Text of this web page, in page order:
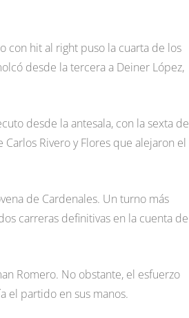
con hit al right puso la cuarta de los
desde la tercera a Deiner López,
desde la antesala, con la sexta de
Rivero y Flores que alejaron el
de Cardenales. Un turno más
carreras definitivas en la cuenta de
Romero. No obstante, el esfuerzo
el partido en sus manos.